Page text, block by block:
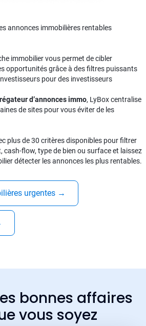
annonces immobilières rentables
immobilier vous permet de cibler
opportunités grâce à des filtres puissants
pour des investisseurs
d’annonces immo, LyBox centralise
de sites pour vous éviter de les
plus de 30 critères disponibles pour filtrer
cash-flow, type de bien ou surface et laissez
détecter les annonces les plus rentables.
urgentes →
bonnes affaires
vous soyez